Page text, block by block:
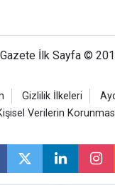
Gazete İlk Sayfa ©
Gizlilik İlkeleri
Verilerin